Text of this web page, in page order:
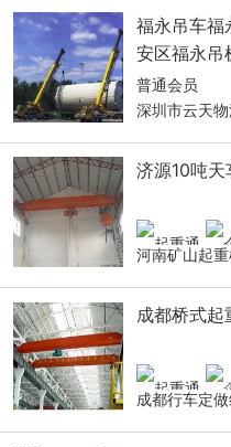
福永吊车福
安区福永吊
普通会员
深圳市云天
济源10吨天
河南矿山起
成都桥式起
成都行车定